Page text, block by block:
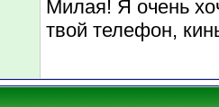
Милая! Я очень
твой телефон,